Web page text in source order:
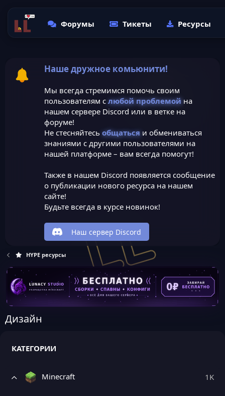
Форумы Тикеты Ресурсы
Наше дружное комьюнити!
Мы всегда стремимся помочь своим
пользователям с любой проблемойна
нашем сервере Discord или в ветке на
форуме!
Не стесняйтесь общатьсяи обмениваться
знаниями с другими пользователями на
нашей платформе – вам всегда помогут!
Также в нашем Discord появляется сообщение
о публикации нового ресурса на нашем
сайте!
Будьте всегда в курсе новинок!
Наш сервер Discord
HYPE ресурсы
Дизайн
КАТЕГОРИИ
Minecraft 1K